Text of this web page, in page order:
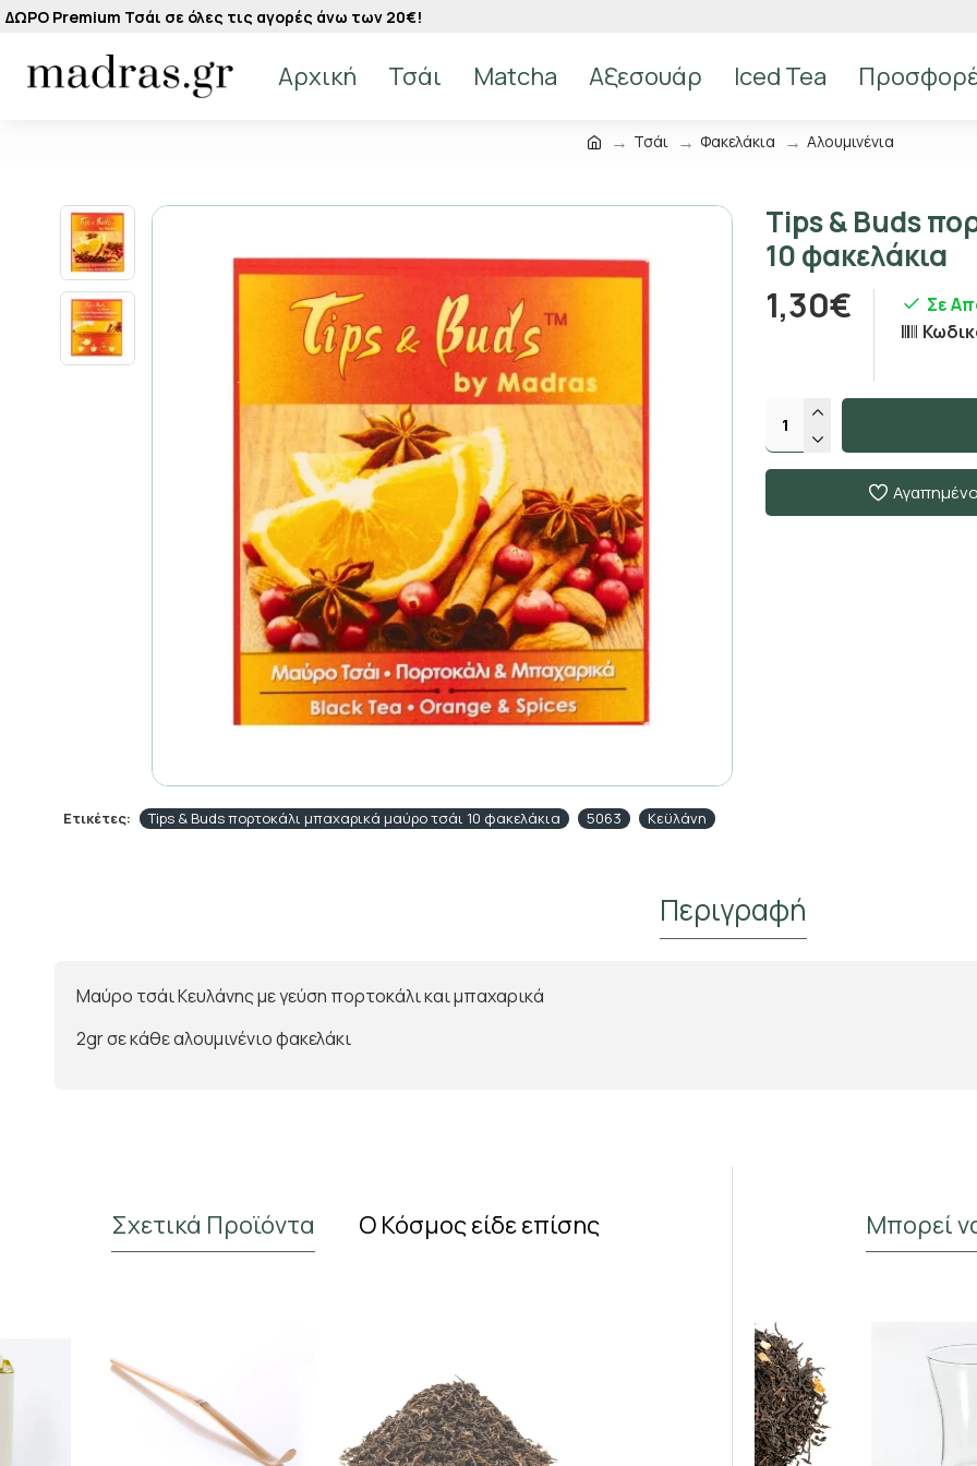
ΔΩΡΟ Premium Τσάι σε όλες τις αγορές άνω των 20€!
Αρχική Τσάι Matcha Αξεσουάρ Iced Tea
Τσάι Φακελάκια Αλουμινένια
Ετικέτες: Tips & Buds πορτοκάλι μπαχαρικά μαύρο τσάι 10 φακελάκια 5063 Κεϋλάνη
Tips & Buds
10 φακελάκια
1,30€
Σε
Αγαπημένο
Περιγραφή
Μαύρο τσάι Κευλάνης με γεύση πορτοκάλι και μπαχαρικά
2gr σε κάθε αλουμινένιο φακελάκι
Σχετικά Προϊόντα Ο Κόσμος είδε επίσης Μπορεί